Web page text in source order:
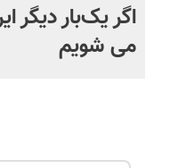
اگر یک‌بار دیگر
می شویم